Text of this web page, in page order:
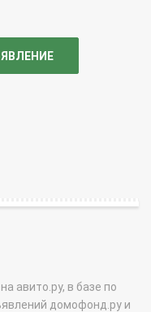
авито.ру, в базе по
домофонд.ру и